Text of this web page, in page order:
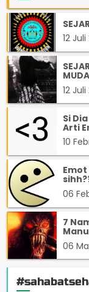
12 Juli
12 Juli
Si
Arti
10
06
7
06